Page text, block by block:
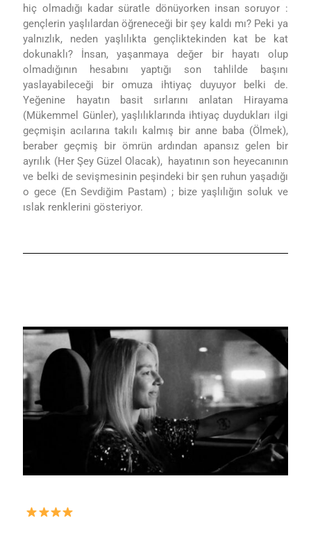
hiç olmadığı kadar süratle dönüyorken insan soruyor :
gençlerin yaşlılardan öğreneceği bir şey kaldı mı? Peki ya
yalnızlık, neden yaşlılıkta gençliktekinden kat be kat
dokunaklı? İnsan, yaşanmaya değer bir hayatı olup
olmadığının hesabını yaptığı son tahlilde başını
yaslayabileceği bir omuza ihtiyaç duyuyor belki de.
Yeğenine hayatın basit sırlarını anlatan Hirayama
(Mükemmel Günler), yaşlılıklarında ihtiyaç duydukları ilgi
geçmişin acılarına takılı kalmış bir anne baba (Ölmek),
beraber geçmiş bir ömrün ardından apansız gelen bir
ayrılık (Her Şey Güzel Olacak), hayatının son heyecanının
ve belki de sevişmesinin peşindeki bir şen ruhun yaşadığı
o gece (En Sevdiğim Pastam) ; bize yaşlılığın soluk ve
ıslak renklerini gösteriyor.